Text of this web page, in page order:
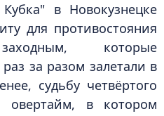
в Новокузнецке
для противостояния
которые
за разом залетали в
судьбу четвёртого
овертайм, в котором